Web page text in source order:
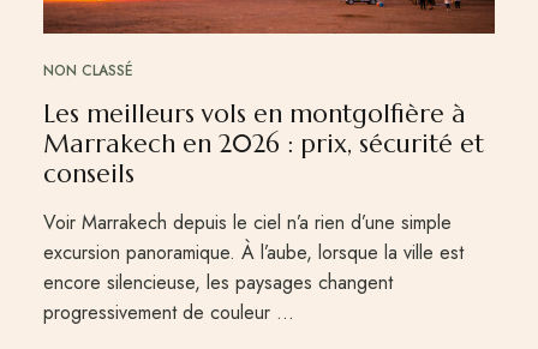
NON CLASSÉ
Les meilleurs vols en montgolfière à
Marrakech en 2026 : prix, sécurité et
conseils
Voir Marrakech depuis le ciel n’a rien d’une simple
excursion panoramique. À l’aube, lorsque la ville est
encore silencieuse, les paysages changent
progressivement de couleur …